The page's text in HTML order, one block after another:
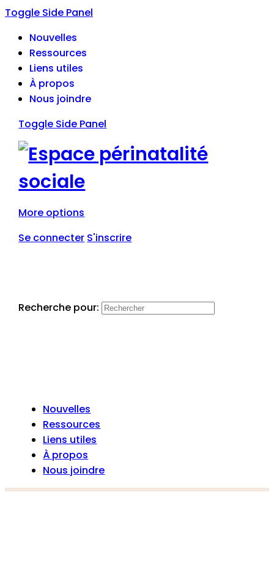
Toggle Side Panel
Nouvelles
Ressources
Liens utiles
À propos
Nous joindre
Toggle Side Panel
More options
Se connecter S'inscrire
Recherche pour:
Nouvelles
Ressources
Liens utiles
À propos
Nous joindre